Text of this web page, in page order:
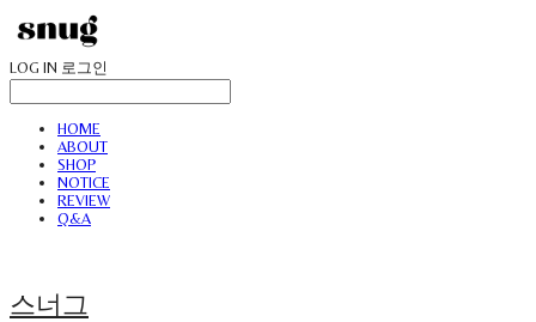
LOG IN 로그인
HOME
ABOUT
SHOP
NOTICE
REVIEW
Q&A
스너그